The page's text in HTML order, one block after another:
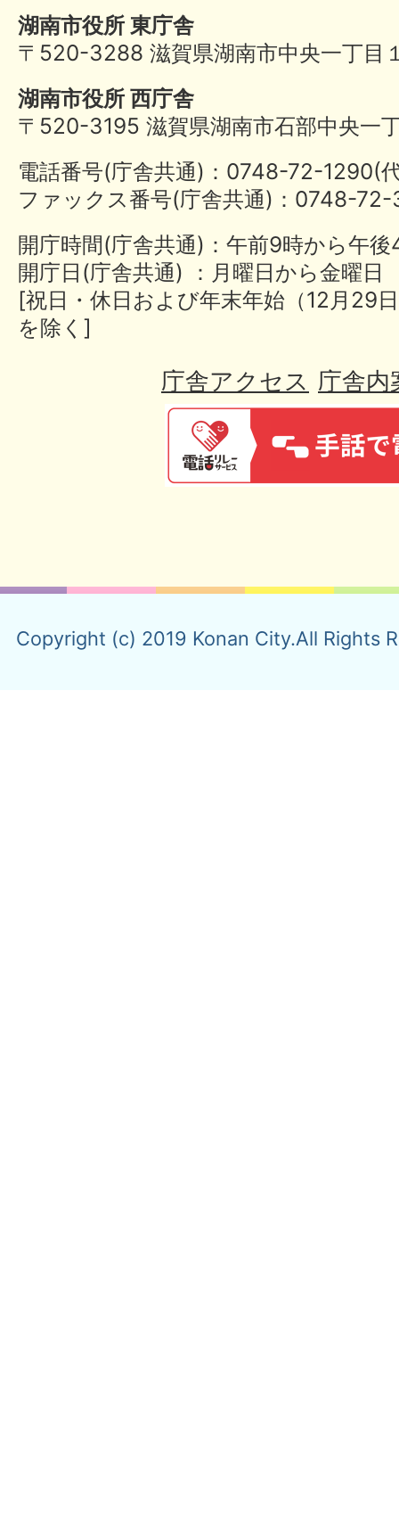
湖南市役所 東庁舎
〒520-3288 滋賀県湖南市中央一丁目
湖南市役所 西庁舎
〒520-3195 滋賀県湖南市石部中央一
電話番号(庁舎共通)：0748-72-
ファックス番号(庁舎共通)：0748-
開庁時間(庁舎共通)：午前9時から午
開庁日(庁舎共通) ：月曜日から金曜日
[祝日・休日および年末年始（12月29
を除く]
庁舎アクセス 庁舎内
Copyright (c) 2019 Konan City.All Rights